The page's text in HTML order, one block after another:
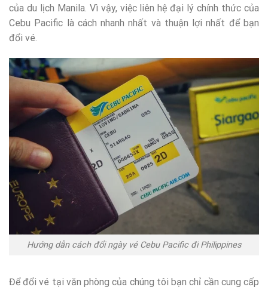
của du lịch Manila. Vì vậy, việc liên hệ đại lý chính thức của
Cebu Pacific là cách nhanh nhất và thuận lợi nhất để bạn
đổi vé.
Hướng dẫn cách đổi ngày vé Cebu Pacific đi Philippines
Để đổi vé tại văn phòng của chúng tôi bạn chỉ cần cung cấp